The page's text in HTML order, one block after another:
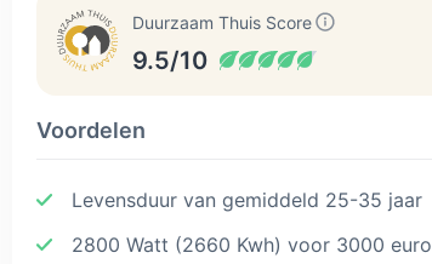
Duurzaam Thuis Score
9.5/10
Voordelen
Levensduur van gemiddeld 25-35 jaar
2800 Watt (2660 Kwh) voor 3000 euro